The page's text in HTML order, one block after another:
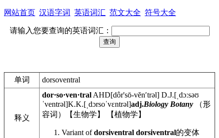
网站首页 汉语字词 英语词汇 范文大全 符号大全
请输入您要查询的英语词汇：
单词 dorsoventral
释义
dor·so·ven·tral AHD[dôr'sō-vĕnʹtrəl] D.J.[ˌdɔːsəʊ
ˈventrəl]K.K.[ˌdɔrsoˈvɛntrəl]adj.Biology Botany
（形
容词）【生物学】
【植物学】
Variant ofdorsiventral dorsiventral的变体